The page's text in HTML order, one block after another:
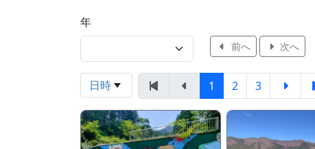
年
前へ 次へ
日時 1 2 3